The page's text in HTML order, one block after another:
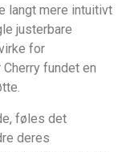
langt mere intuitivt
justerbare
for
fundet en
føles det
deres